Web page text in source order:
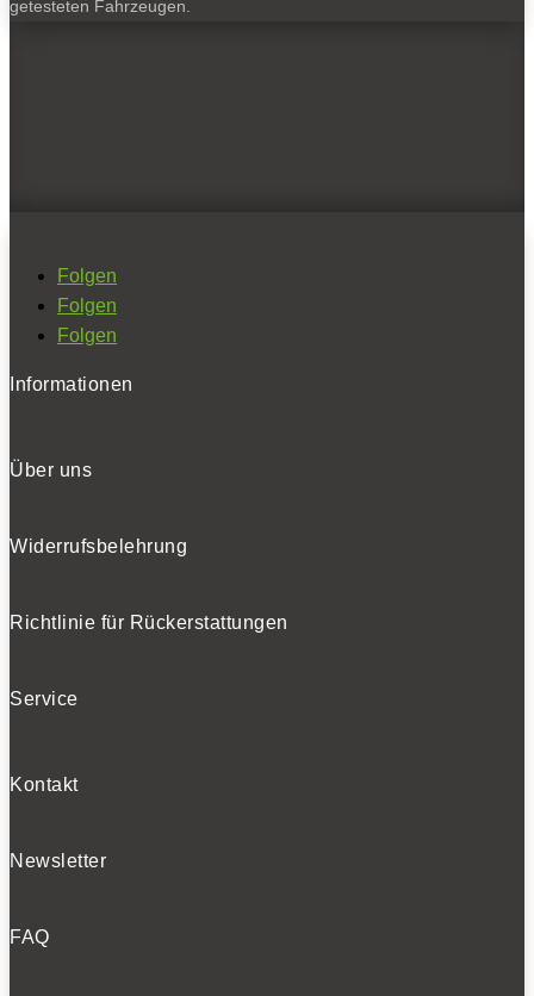
getesteten Fahrzeugen.
Folgen
Folgen
Folgen
Informationen
Über uns
Widerrufsbelehrung
Richtlinie für Rückerstattungen
Service
Kontakt
Newsletter
FAQ